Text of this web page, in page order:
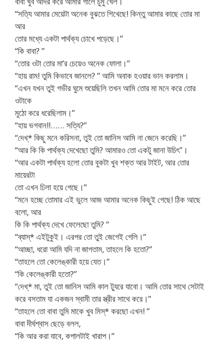
“সত্যি আমার মেয়েটা অনেক বুঝতে শিখেছে! কিন্তু আমার কাছে তোর মা
আর
তোর মধ্যে একটা পার্থক্য চোখে পড়েছে।”
“কি বাবা? ”
“তোর ওটা তোর মা’র চেয়েও অনেক ফোলা।”
“হায় রাম! তুমি কিভাবে জানলে? ” আমি অবাক হওয়ার ভান করলাম।
“এখন যখন তুই গভীর ঘুমে শুয়েছিলি তখন আমি তোর মা মনে করে তোর
ওটাকে
মুঠো করে ধরেছিলাম।”
“হায় ভগবান!!…… সত্যি?”
“দেখ্* কিছু মনে করিসনা, তুই তো জানিস আমি না জেনে করেছি।”
“আর কি কি পার্থক্য দেখেছো তুমি? আমারও তো একটু জানা উচিৎ”।
“আর একটা পার্থক্য হলো তোর বুকটা খুব শক্ত আর টাইট, আর তোর
মায়েরটা
তো এখন ঢিলা হয়ে গেছে।”
“মনে হচ্ছে তোমার এই ভুলে আজ আমার অনেক কিছুই গেছে! ঠিক আছে
বলো, আর
কি কি পার্থক্য দেখে ফেলেছো তুমি? ”
“ব্যাস্* এইটুকুই। এরপর তো তুই জেগেই গেলি।”
“আচ্ছা, ধরো আমি যদি না জাগতাম, তাহলে কি হতো?”
“তাহলে তো কেলেঙ্কারী হয়ে যেত।”
“কি কেলেঙ্কারী হতো?”
“দেখ্* মা, তুই তো জানিস আমি কাল ট্যুরে যাবো। আমি তোর সাথে সেটাই
করে বসতাম যা একজন স্বামী তার স্ত্রীর সাথে করে।”
“তাহলে তো বাবা তুমি মাকে খুব মিস্* করছো এখন! ”
বাবা দীর্ঘশ্বাস ছেড়ে বলল,
“কি আর করা যাবে, কপালটাই খারাপ।”